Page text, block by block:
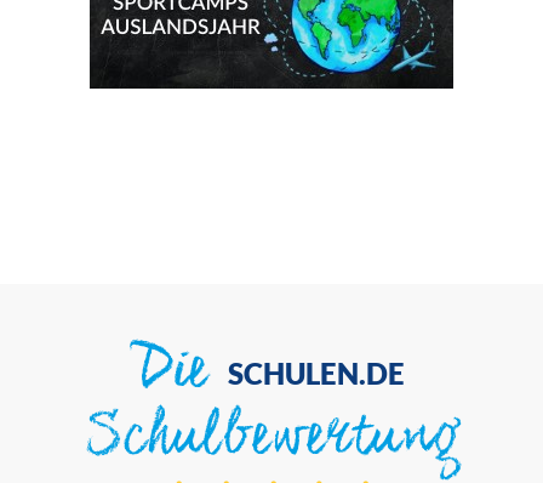
Die SCHULEN.DE
Schulbewertung